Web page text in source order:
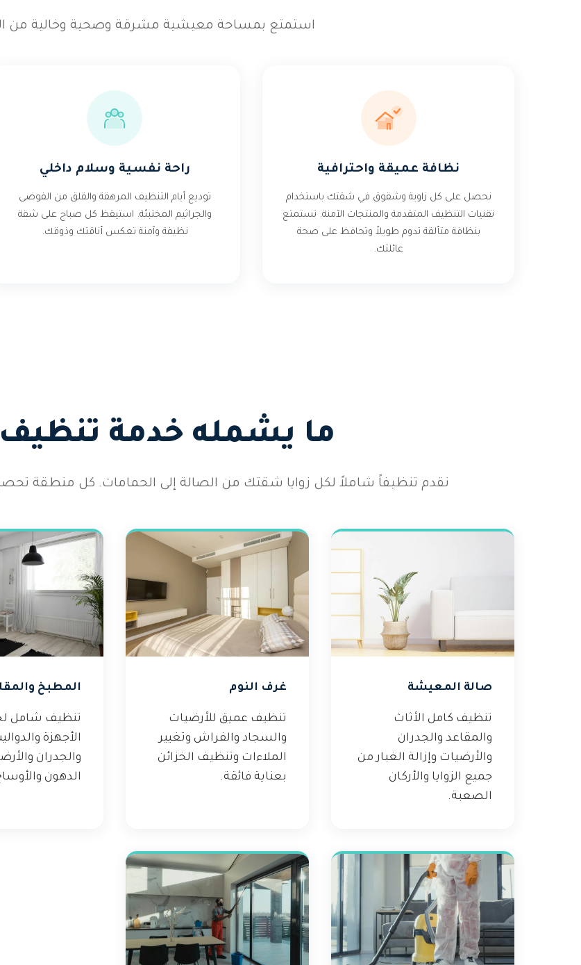
استمتع بمساحة معيشية مشرقة وصحية وخالية من
نظافة عميقة واحترافية
نحصل على كل زاوية وشقوق في شقتك باستخدام
تقنيات التنظيف المتقدمة والمنتجات الآمنة. تستمتع
بنظافة متألقة تدوم طويلاً وتحافظ على صحة
عائلتك.
راحة نفسية وسلام داخلي
توديع أيام التنظيف المرهقة والقلق من الفوضى
والجراثيم المختبئة. استيقظ كل صباح على شقة
نظيفة وآمنة تعكس أناقتك وذوقك.
ما يشمله خدمة
نقدم تنظيفاً شاملاً لكل زوايا شقتك من الصالة إلى الحمامات. كل منطقة تحصل
صالة المعيشة
تنظيف كامل الأثاث
والمقاعد والجدران
والأرضيات وإزالة الغبار من
جميع الزوايا والأركان
الصعبة.
غرف النوم
تنظيف عميق للأرضيات
والسجاد والفراش وتغيير
الملاءات وتنظيف الخزائن
بعناية فائقة.
المطبخ
تنظيف شامل
الأجهزة
والجدران
الدهون